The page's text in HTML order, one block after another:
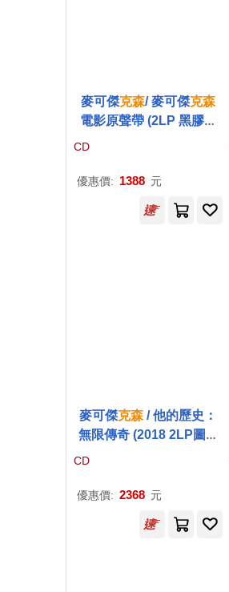
麥可傑克森/ 麥可傑克森
電影原聲帶 (2LP 黑膠唱
片)(Michael Jackson / Mi
Motion Picture (2LP))
CD
優惠價: 1388 元
麥可傑克森 / 他的歷史：
無限傳奇 (2018 2LP圖片
膠)(Michael Jackson / HI
CD
優惠價: 2368 元